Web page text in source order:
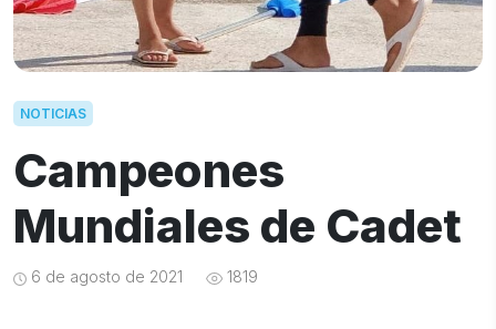
NOTICIAS
Campeones
Mundiales de Cadet
6 de agosto de 2021 1819